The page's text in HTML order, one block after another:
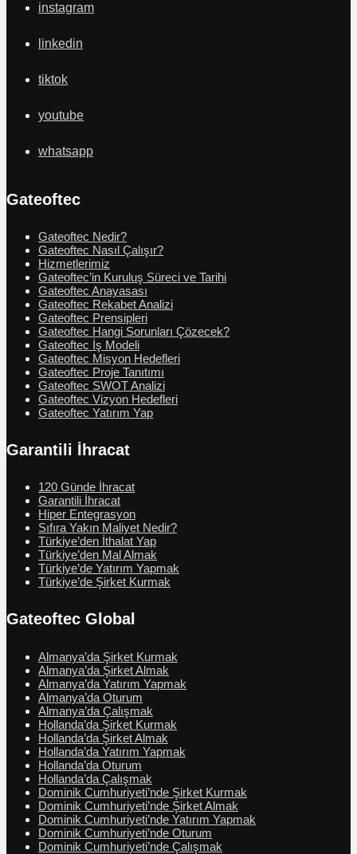
instagram
linkedin
tiktok
youtube
whatsapp
Gateoftec
Gateoftec Nedir?
Gateoftec Nasıl Çalışır?
Hizmetlerimiz
Gateoftec’in Kuruluş Süreci ve Tarihi
Gateoftec Anayasası
Gateoftec Rekabet Analizi
Gateoftec Prensipleri
Gateoftec Hangi Sorunları Çözecek?
Gateoftec İş Modeli
Gateoftec Misyon Hedefleri
Gateoftec Proje Tanıtımı
Gateoftec SWOT Analizi
Gateoftec Vizyon Hedefleri
Gateoftec Yatırım Yap
Garantili İhracat
120 Günde İhracat
Garantili İhracat
Hiper Entegrasyon
Sıfıra Yakın Maliyet Nedir?
Türkiye’den İthalat Yap
Türkiye’den Mal Almak
Türkiye’de Yatırım Yapmak
Türkiye’de Şirket Kurmak
Gateoftec Global
Almanya’da Şirket Kurmak
Almanya’da Şirket Almak
Almanya’da Yatırım Yapmak
Almanya’da Oturum
Almanya’da Çalışmak
Hollanda’da Şirket Kurmak
Hollanda’da Şirket Almak
Hollanda’da Yatırım Yapmak
Hollanda’da Oturum
Hollanda’da Çalışmak
Dominik Cumhuriyeti’nde Şirket Kurmak
Dominik Cumhuriyeti’nde Şirket Almak
Dominik Cumhuriyeti’nde Yatırım Yapmak
Dominik Cumhuriyeti’nde Oturum
Dominik Cumhuriyeti’nde Çalışmak